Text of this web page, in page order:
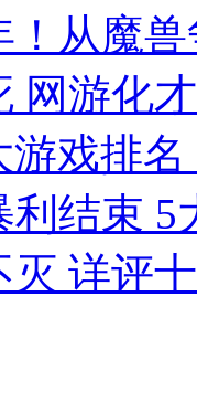
！从魔
网游化
游戏排名
利结束
详评